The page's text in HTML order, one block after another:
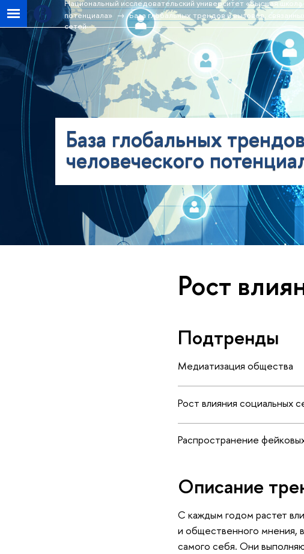
Национальный исследовательский университет «Высшая школа
потенциала»
База глобальных трендов и вызовов,
сетей
База глобальных
человеческого
Рост
Подтренды
Медиатизация общества
Рост влияния социальных
Распространение
Описание
С каждым годом растет
и общественного мнения,
самого себя. Они